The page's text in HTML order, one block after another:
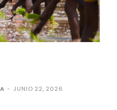
- JUNIO 22, 2026